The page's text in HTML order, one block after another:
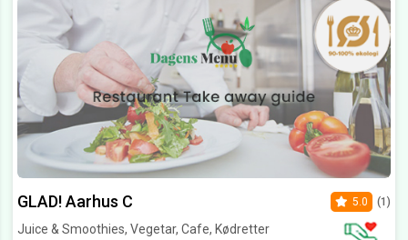
GLAD! Aarhus C
Juice & Smoothies, Vegetar, Cafe, Kødretter
5.0 (1)